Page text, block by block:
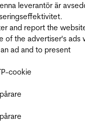
leverantör är
and report the
of the advertiser's ads
ad and to present
cookie